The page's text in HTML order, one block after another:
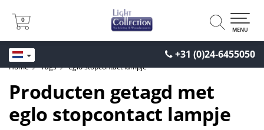
+31 (0)24-6455050
0
0
MENU
Home Tags eglo stopcontact lampje
Producten getagd met
eglo stopcontact lampje